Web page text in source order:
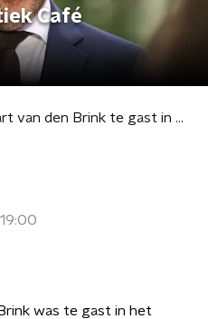
Café
Minister Bart van den Brink te gast in het Politiek Café
was te gast in het